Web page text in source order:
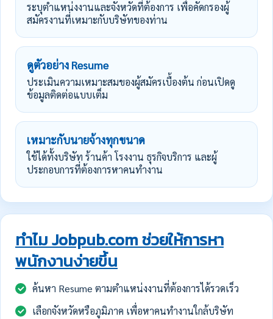
ระบุตำแหน่งงานและจังหวัดที่ต้องการ เพื่อคัดกรองผู้
สมัครงานที่เหมาะกับบริษัทของท่าน
ดูตัวอย่าง Resume
ประเมินความเหมาะสมของผู้สมัครเบื้องต้น ก่อนเปิดดู
ข้อมูลติดต่อแบบเต็ม
เหมาะกับนายจ้างทุกขนาด
ใช้ได้ทั้งบริษัท ร้านค้า โรงงาน ธุรกิจบริการ และผู้
ประกอบการที่ต้องการหาคนทำงาน
ทำไม Jobpub.com ช่วยให้การหา
พนักงานง่ายขึ้น
ค้นหา Resume ตามตำแหน่งงานที่ต้องการได้รวดเร็ว
เลือกจังหวัดหรือภูมิภาค เพื่อหาคนทำงานใกล้บริษัท